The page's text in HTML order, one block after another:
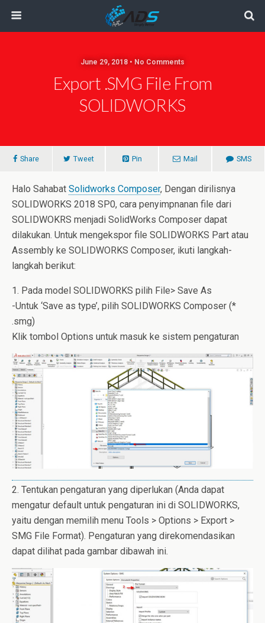
June 29, 2018 • No Comments
Export .SMG File From
SOLIDWORKS
Share Tweet Pin Mail SMS
Halo Sahabat Solidworks Composer, Dengan dirilisnya
SOLIDWORKS 2018 SP0, cara penyimpnanan file dari
SOLIDWOKRS menjadi SolidWorks Composer dapat
dilakukan. Untuk mengekspor file SOLIDWORKS Part atau
Assembly ke SOLIDWORKS Composer, ikuti langkah-
langkah berikut:
1. Pada model SOLIDWORKS pilih File> Save As
-Untuk ‘Save as type’, pilih SOLIDWORKS Composer (*
.smg)
Klik tombol Options untuk masuk ke sistem pengaturan
2. Tentukan pengaturan yang diperlukan (Anda dapat
mengatur default untuk pengaturan ini di SOLIDWORKS,
yaitu dengan memilih menu Tools > Options > Export >
SMG File Format). Pengaturan yang direkomendasikan
dapat dilihat pada gambar dibawah ini.